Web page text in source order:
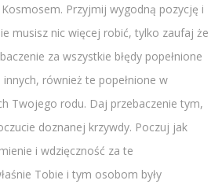
Kosmosem. Przyjmij wygodną pozycję i
musisz nic więcej robić, tylko zaufaj że
za wszystkie błędy popełnione
również te popełnione w
Twojego rodu. Daj przebaczenie tym,
doznanej krzywdy. Poczuj jak
i wdzięczność za te
Tobie i tym osobom były